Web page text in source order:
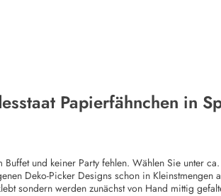
Papierfähnchen in
und keiner Party fehlen. Wählen Sie unter
Deko-Picker Designs schon in
sondern werden zunächst von Hand mittig